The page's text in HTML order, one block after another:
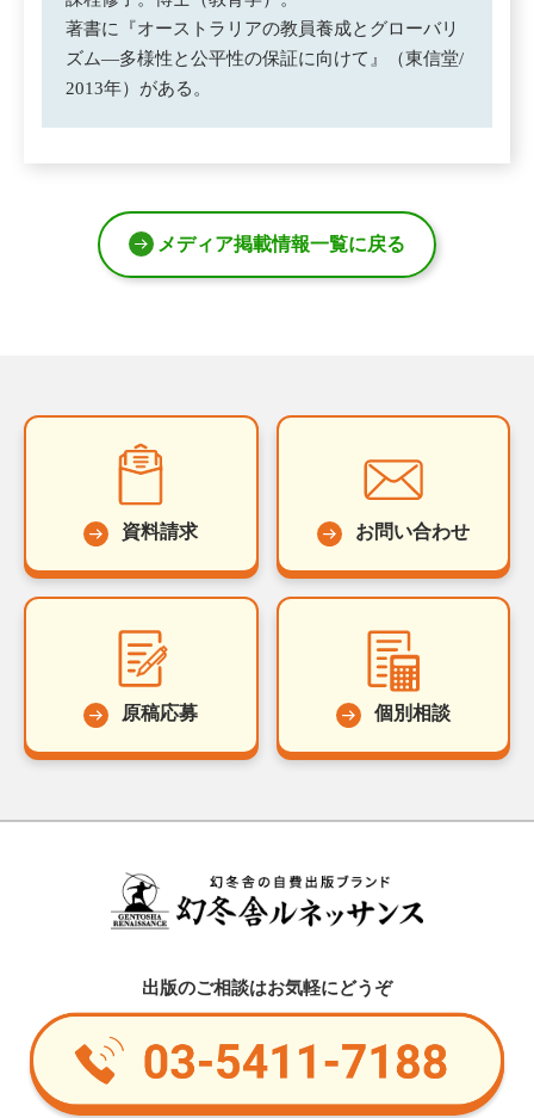
著書に『オーストラリアの教員養成とグローバリ
ズム―多様性と公平性の保証に向けて』（東信堂/
2013年）がある。
メディア掲載情報一覧に戻る
資料請求 お問い合わせ
原稿応募 個別相談
出版のご相談はお気軽にどうぞ